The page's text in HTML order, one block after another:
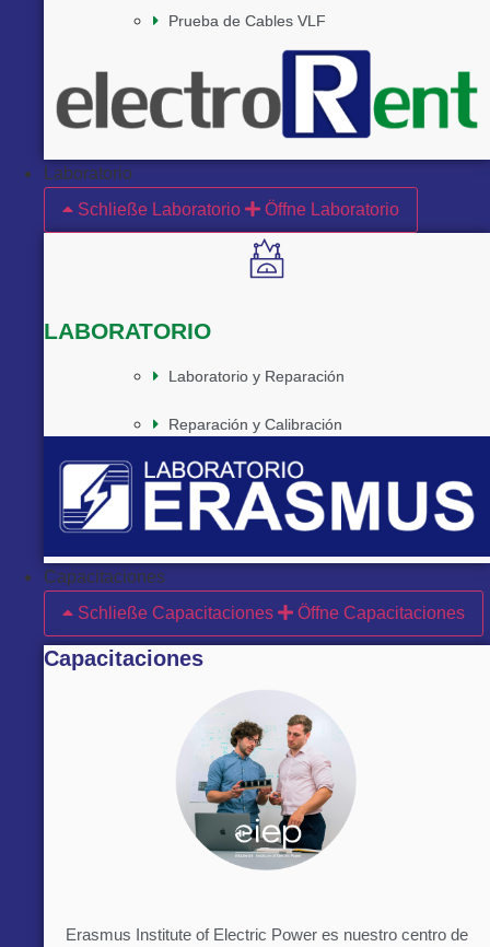
Prueba de Cables VLF
Laboratorio
Schließe Laboratorio
Öffne Laboratorio
LABORATORIO
Laboratorio y Reparación
Reparación y Calibración
Capacitaciones
Schließe Capacitaciones
Öffne Capacitaciones
Capacitaciones
Erasmus Institute of Electric Power es nuestro centro de